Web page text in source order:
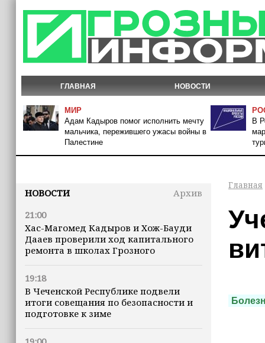
ГЛАВНАЯ НОВОСТИ
МИР
Адам Кадыров помог исполнить мечту
мальчика, пережившего ужасы войны в
Палестине
В
НОВОСТИ
Архив
21:00
Хас-Магомед Кадыров и Хож-Бауди
Дааев проверили ход капитального
ремонта в школах Грозного
19:18
В Чеченской Республике подвели
итоги совещания по безопасности и
подготовке к зиме
Главная